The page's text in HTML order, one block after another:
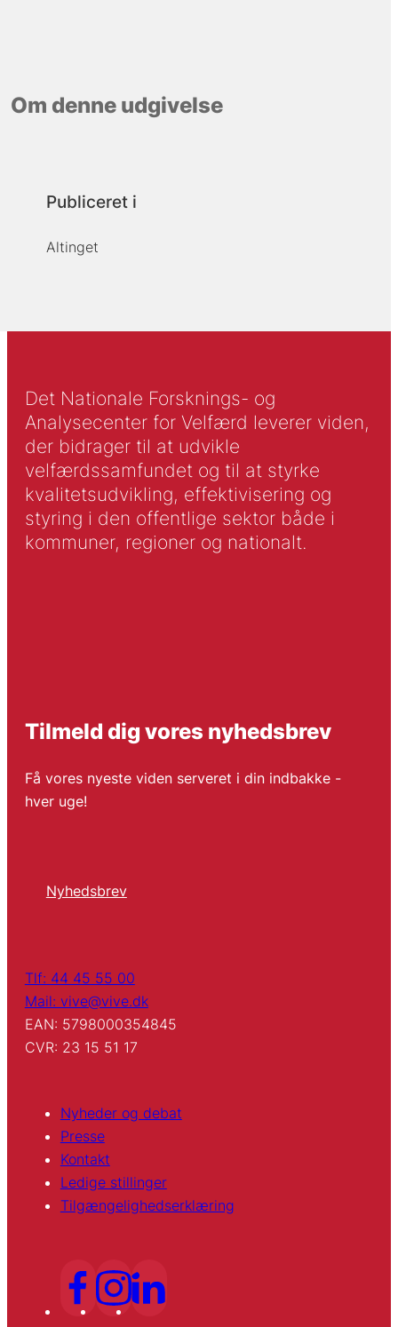
Om denne udgivelse
Publiceret i
Altinget
Det Nationale Forsknings- og
Analysecenter for Velfærd leverer viden,
der bidrager til at udvikle
velfærdssamfundet og til at styrke
kvalitetsudvikling, effektivisering og
styring i den offentlige sektor både i
kommuner, regioner og nationalt.
Tilmeld dig vores nyhedsbrev
Få vores nyeste viden serveret i din indbakke -
hver uge!
Nyhedsbrev
Tlf: 44 45 55 00
Mail: vive@vive.dk
EAN: 5798000354845
CVR: 23 15 51 17
Nyheder og debat
Presse
Kontakt
Ledige stillinger
Tilgængelighedserklæring